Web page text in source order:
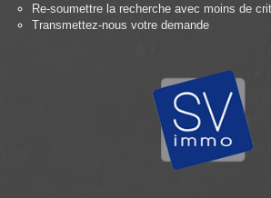
Re-soumettre la recherche avec moins de
Transmettez-nous votre demande